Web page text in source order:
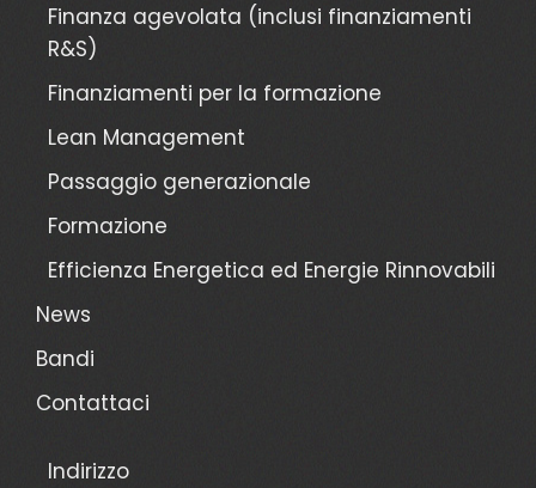
Finanza agevolata (inclusi finanziamenti
R&S)
Finanziamenti per la formazione
Lean Management
Passaggio generazionale
Formazione
Efficienza Energetica ed Energie Rinnovabili
News
Bandi
Contattaci
Indirizzo